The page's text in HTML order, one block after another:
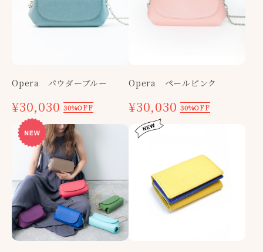
Opera パウダーブルー
¥30,030 30%OFF
Opera ペールピンク
¥30,030 30%OFF